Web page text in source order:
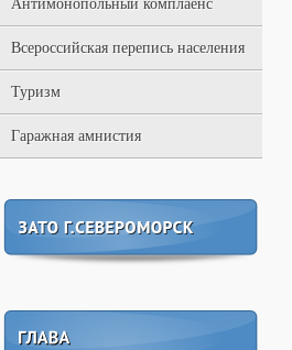
Антимонопольный комплаенс
Всероссийская перепись населения
Туризм
Гаражная амнистия